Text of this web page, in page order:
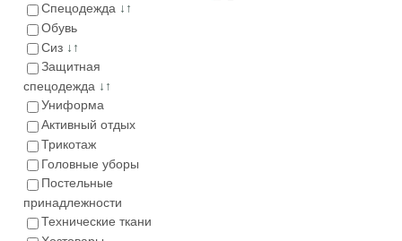
Спецодежда ↓↑
Обувь
Сиз ↓↑
Защитная
спецодежда ↓↑
Униформа
Активный отдых
Трикотаж
Головные уборы
Постельные
принадлежности
Технические ткани